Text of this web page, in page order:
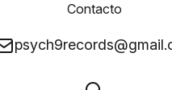
Contacto